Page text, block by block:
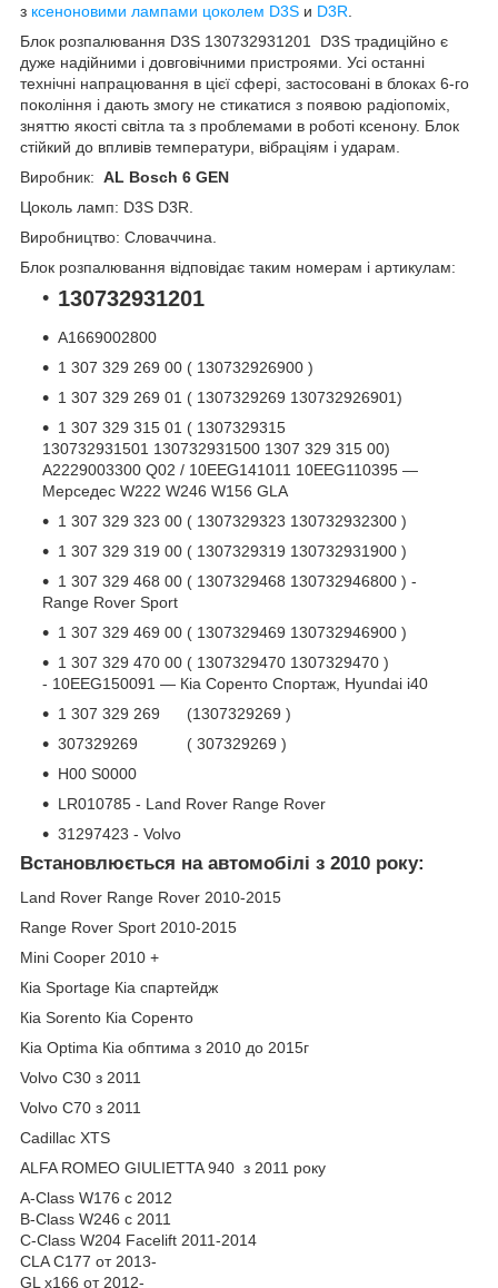
з ксеноновими лампами цоколем D3S и D3R
Блок розпалювання D3S 130732931201 D3S традиційно є
дуже надійними і довговічними пристроями. Усі останні
технічні напрацювання в цієї сфері, застосовані в блоках 6-го
покоління і дають змогу не стикатися з появою радіопоміх,
зняттю якості світла та з проблемами в роботі ксенону. Блок
стійкий до впливів температури, вібраціям і ударам.
Виробник: AL Bosch 6 GEN
Цоколь ламп: D3S D3R.
Виробництво: Словаччина.
Блок розпалювання відповідає таким номерам і артикулам:
130732931201
А1669002800
1 307 329 269 00 ( 130732926900 )
1 307 329 269 01 ( 1307329269 130732926901)
1 307 329 315 01 ( 1307329315
130732931501 130732931500 1307 329 315 00)
A2229003300 Q02 / 10EEG141011 10EEG110395 —
Мерседес W222 W246 W156 GLA
1 307 329 323 00 ( 1307329323 130732932300 )
1 307 329 319 00 ( 1307329319 130732931900 )
1 307 329 468 00 ( 1307329468 130732946800 ) -
Range Rover Sport
1 307 329 469 00 ( 1307329469 130732946900 )
1 307 329 470 00 ( 1307329470 1307329470 )
- 10EEG150091 — Кіа Соренто Спортаж, Hyundai i40
1 307 329 269 (1307329269 )
307329269 ( 307329269 )
H00 S0000
LR010785 - Land Rover Range Rover
31297423 - Volvo
Встановлюється на автомобілі з 2010 року:
Land Rover Range Rover 2010-2015
Range Rover Sport 2010-2015
Mini Cooper 2010 +
Кіа Sportage Кіа спартейдж
Кiа Sorento Кіа Соренто
Kia Optima Кіа обптима з 2010 до 2015г
Volvo C30 з 2011
Volvo C70 з 2011
Cadillac XTS
ALFA ROMEO GIULIETTA 940 з 2011 року
A-Class W176 с 2012
B-Class W246 с 2011
C-Class W204 Facelift 2011-2014
CLA C177 от 2013-
GL x166 от 2012-